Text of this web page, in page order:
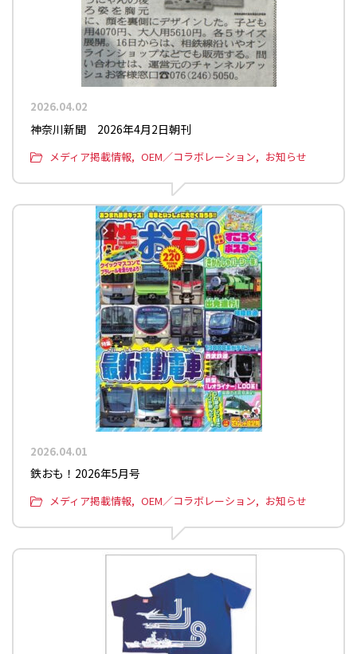
2026.04.02
神奈川新聞 2026年4月2日朝刊
メディア掲載情報 OEM／コラボレーション お知らせ
2026.04.01
鉄おも！2026年5月号
メディア掲載情報 OEM／コラボレーション お知らせ